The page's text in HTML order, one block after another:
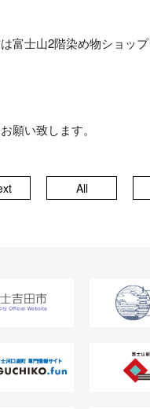
富士山2階染め物ショッ
願い致します。
All